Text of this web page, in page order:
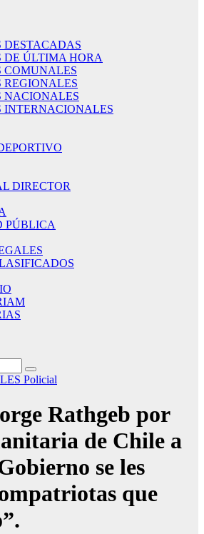
DESTACADAS
DE ÚLTIMA HORA
COMUNALES
REGIONALES
NACIONALES
INTERNACIONALES
DIRECTOR
PÚBLICA
Policial
Rathgeb por
de Chile a
se les
que